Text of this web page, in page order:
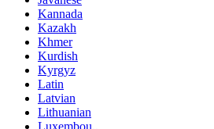
Kannada
Kazakh
Khmer
Kurdish
Kyrgyz
Latin
Latvian
Lithuanian
Luxembou..